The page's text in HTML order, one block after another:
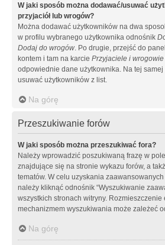
W jaki sposób można dodawać/usuwać
przyjaciół lub wrogów?
Można dodawać użytkowników na dwa
w profilu wybranego użytkownika odnośnik
Dodaj do wrogów. Po drugie, przejść do
kontem i tam na karcie Przyjaciele i wrogowie
odpowiednie dane użytkownika. Na tej samej
usuwać użytkowników z list.
Na górę
Przeszukiwanie forów
W jaki sposób można przeszukiwać fora?
Należy wprowadzić poszukiwaną frazę w
znajdujące się na stronie wykazu forów, a
tematów. W celu uzyskania
należy kliknąć odnośnik “Wyszukiwanie
wszystkich stronach witryny.
mechanizmem wyszukiwania może zależeć
Na górę